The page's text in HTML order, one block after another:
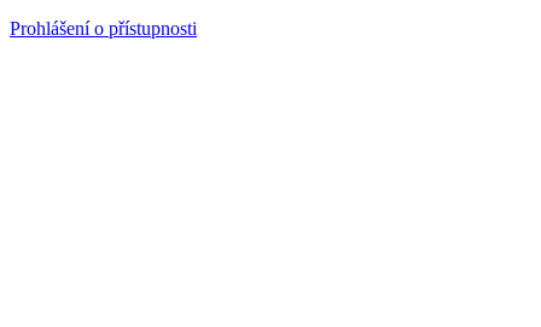
Prohlášení o přístupnosti